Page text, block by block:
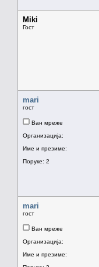
Miki
Гост
mari
гост
Ван мреже
Организација:
Име и презиме:
Поруке: 2
mari
гост
Ван мреже
Организација:
Име и презиме: